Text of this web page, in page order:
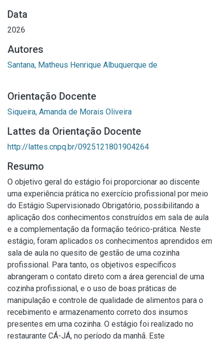
Data
2026
Autores
Santana, Matheus Henrique Albuquerque de
Orientação Docente
Siqueira, Amanda de Morais Oliveira
Lattes da Orientação Docente
http://lattes.cnpq.br/0925121801904264
Resumo
O objetivo geral do estágio foi proporcionar ao discente
uma experiência prática no exercício profissional por meio
do Estágio Supervisionado Obrigatório, possibilitando a
aplicação dos conhecimentos construídos em sala de aula
e a complementação da formação teórico-prática. Neste
estágio, foram aplicados os conhecimentos aprendidos em
sala de aula no quesito de gestão de uma cozinha
profissional. Para tanto, os objetivos específicos
abrangeram o contato direto com a área gerencial de uma
cozinha profissional, e o uso de boas práticas de
manipulação e controle de qualidade de alimentos para o
recebimento e armazenamento correto dos insumos
presentes em uma cozinha. O estágio foi realizado no
restaurante CÁ-JÁ, no período da manhã. Este